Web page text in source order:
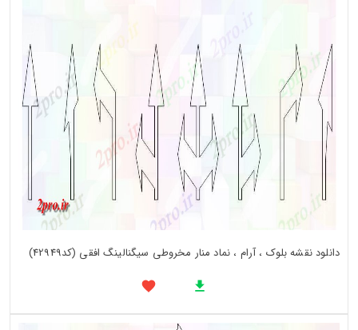
دانلود نقشه بلوک ، آرام ، نماد منار مخروطی سیگنالینگ افقی (کد42949)